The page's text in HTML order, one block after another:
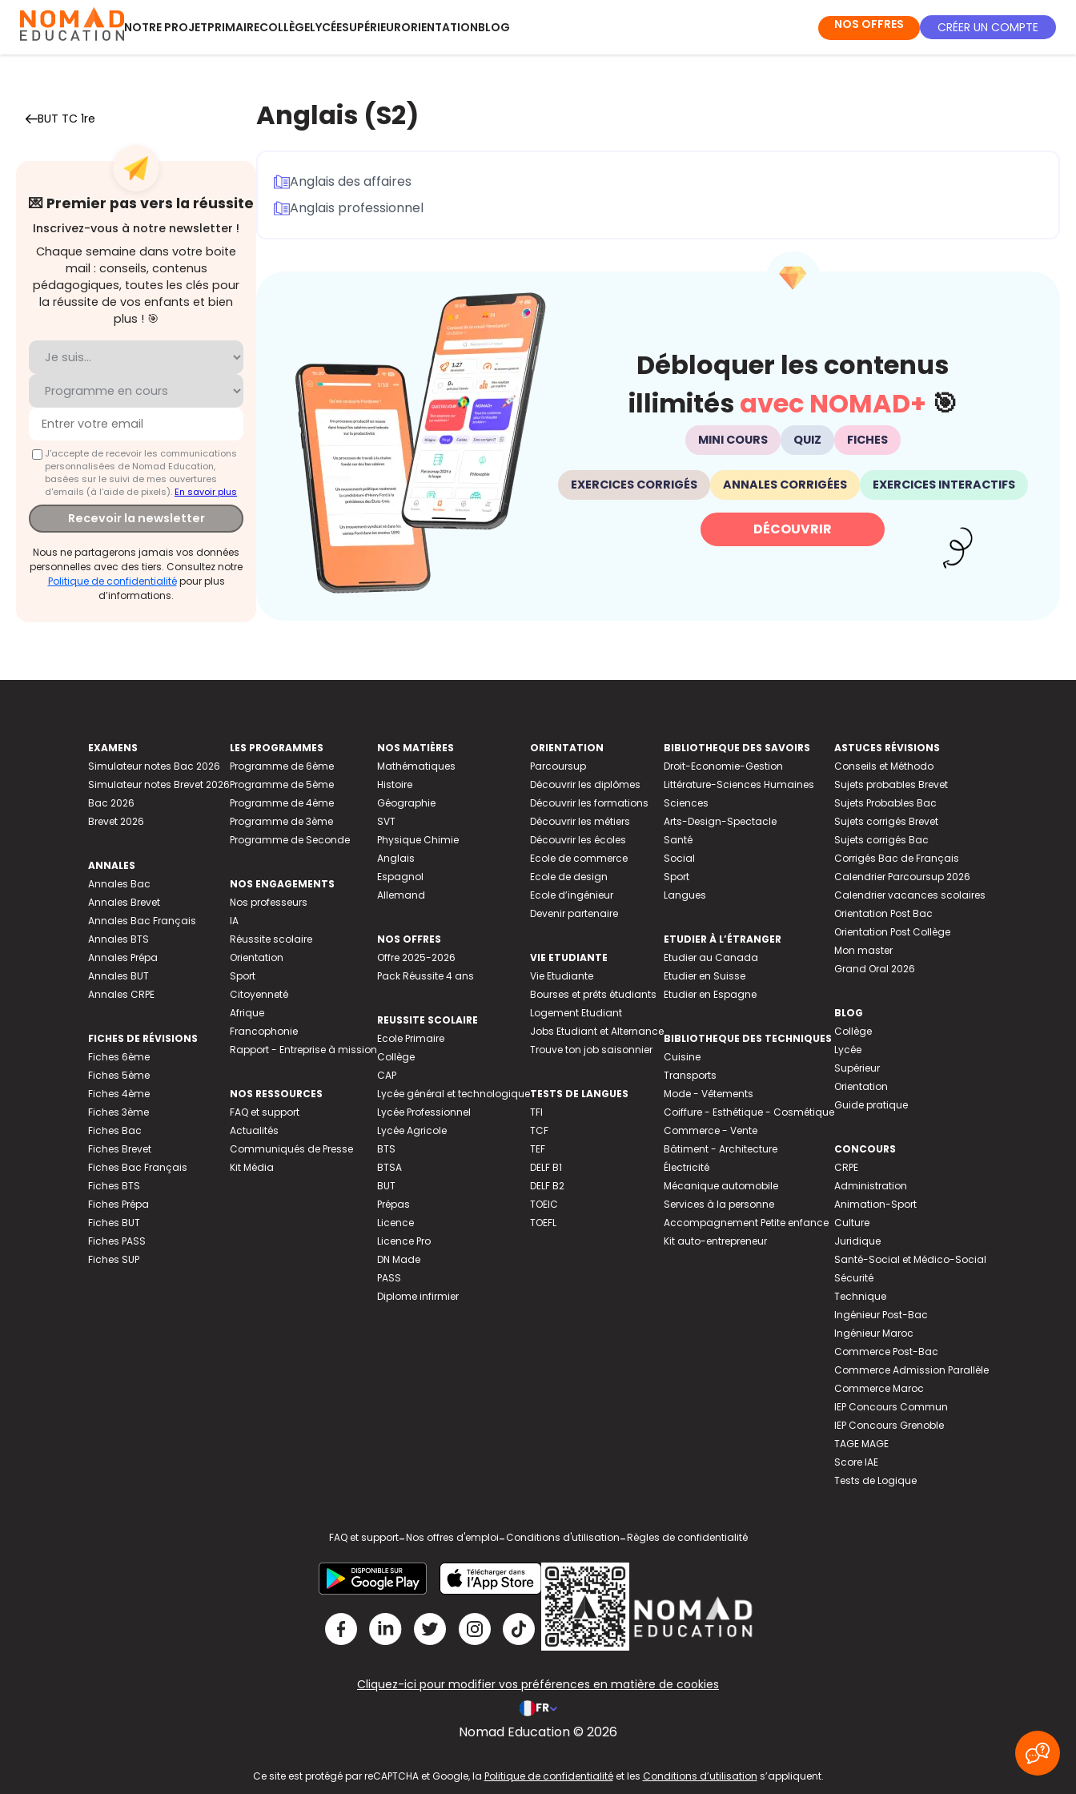
NOTRE PROJETPRIMAIRECOLLÈGELYCÉESUPÉRIEURORIENTATIONBLOG NOS OFFRES CRÉER UN COMPTE
BUT TC 1re
💌 Premier pas vers la réussite
Inscrivez-vous à notre newsletter !
Chaque semaine dans votre boite
mail : conseils, contenus
pédagogiques, toutes les clés pour
la réussite de vos enfants et bien
plus ! 🎯
J'accepte de recevoir les communications
personnalisées de Nomad Education,
basées sur le suivi de mes ouvertures
d'emails (à l’aide de pixels).En savoir plus
Recevoir la newsletter
Nous ne partagerons jamais vos données
personnelles avec des tiers. Consultez notre
Politique de confidentialitépour plus
d’informations.
Anglais (S2)
Anglais des affaires
Anglais professionnel
Débloquer les contenus
illimités avec NOMAD+ 🎯
MINI COURS QUIZ FICHES
EXERCICES CORRIGÉS ANNALES CORRIGÉES EXERCICES INTERACTIFS
DÉCOUVRIR
EXAMENS
Simulateur notes Bac 2026
Simulateur notes Brevet 2026
Bac 2026
Brevet 2026
ANNALES
Annales Bac
Annales Brevet
Annales Bac Français
Annales BTS
Annales Prépa
Annales BUT
Annales CRPE
FICHES DE RÉVISIONS
Fiches 6ème
Fiches 5ème
Fiches 4ème
Fiches 3ème
Fiches Bac
Fiches Brevet
Fiches Bac Français
Fiches BTS
Fiches Prépa
Fiches BUT
Fiches PASS
Fiches SUP
LES PROGRAMMES
Programme de 6ème
Programme de 5ème
Programme de 4ème
Programme de 3ème
Programme de Seconde
NOS ENGAGEMENTS
Nos professeurs
IA
Réussite scolaire
Orientation
Sport
Citoyenneté
Afrique
Francophonie
Rapport - Entreprise à mission
NOS RESSOURCES
FAQ et support
Actualités
Communiqués de Presse
Kit Média
NOS MATIÈRES
Mathématiques
Histoire
Géographie
SVT
Physique Chimie
Anglais
Espagnol
Allemand
NOS OFFRES
Offre 2025-2026
Pack Réussite 4 ans
REUSSITE SCOLAIRE
Ecole Primaire
Collège
CAP
Lycée général et technologique
Lycée Professionnel
Lycée Agricole
BTS
BTSA
BUT
Prépas
Licence
Licence Pro
DN Made
PASS
Diplome infirmier
ORIENTATION
Parcoursup
Découvrir les diplômes
Découvrir les formations
Découvrir les métiers
Découvrir les écoles
Ecole de commerce
Ecole de design
Ecole d’ingénieur
Devenir partenaire
VIE ETUDIANTE
Vie Etudiante
Bourses et prêts étudiants
Logement Etudiant
Jobs Etudiant et Alternance
Trouve ton job saisonnier
TESTS DE LANGUES
TFI
TCF
TEF
DELF B1
DELF B2
TOEIC
TOEFL
BIBLIOTHEQUE DES SAVOIRS
Droit-Economie-Gestion
Littérature-Sciences Humaines
Sciences
Arts-Design-Spectacle
Santé
Social
Sport
Langues
ETUDIER À L’ÉTRANGER
Etudier au Canada
Etudier en Suisse
Etudier en Espagne
BIBLIOTHEQUE DES TECHNIQUES
Cuisine
Transports
Mode - Vêtements
Coiffure - Esthétique - Cosmétique
Commerce - Vente
Bâtiment - Architecture
Électricité
Mécanique automobile
Services à la personne
Accompagnement Petite enfance
Kit auto-entrepreneur
ASTUCES RÉVISIONS
Conseils et Méthodo
Sujets probables Brevet
Sujets Probables Bac
Sujets corrigés Brevet
Sujets corrigés Bac
Corrigés Bac de Français
Calendrier Parcoursup 2026
Calendrier vacances scolaires
Orientation Post Bac
Orientation Post Collège
Mon master
Grand Oral 2026
BLOG
Collège
Lycée
Supérieur
Orientation
Guide pratique
CONCOURS
CRPE
Administration
Animation-Sport
Culture
Juridique
Santé-Social et Médico-Social
Sécurité
Technique
Ingénieur Post-Bac
Ingénieur Maroc
Commerce Post-Bac
Commerce Admission Parallèle
Commerce Maroc
IEP Concours Commun
IEP Concours Grenoble
TAGE MAGE
Score IAE
Tests de Logique
FAQ et support-Nos offres d'emploi-Conditions d'utilisation-Règles de confidentialité
Cliquez-ici pour modifier vos préférences en matière de cookies
FR
Nomad Education © 2026
Ce site est protégé par reCAPTCHA et Google, la Politique de confidentialitéet les Conditions d’utilisation s’appliquent.